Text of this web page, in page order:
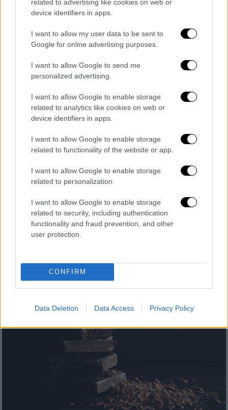
related to advertising like cookies on web or
device identifiers in apps.
I want to allow my user data to be sent to
Google for online advertising purposes.
I want to allow Google to send me
personalized advertising.
I want to allow Google to enable storage
related to analytics like cookies on web or
device identifiers in apps.
I want to allow Google to enable storage
related to functionality of the website or app.
I want to allow Google to enable storage
related to personalization.
I want to allow Google to enable storage
related to security, including authentication
functionality and fraud prevention, and other
user protection.
CONFIRM
Data Deletion Data Access Privacy Policy
ποδοσφαιριστή - Πώς σώθηκε, σύμφωνα με
τον διευθυντή ιατρικής υπηρεσίας
Τηλεόραση |22.01.2025 23:00
Η Ούμα Θέρμαν θα πρωταγωνιστήσει
στο sequel του «Dexter»
καλοκαίρι